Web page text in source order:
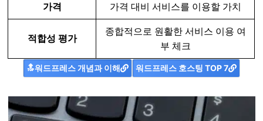
가격 가격 대비 서비스를 이용할 가치
적합성 평가
종합적으로 원활한 서비스 이용 여
부 체크
🔝워드프레스 개념과 이해 워드프레스 호스팅 TOP 7